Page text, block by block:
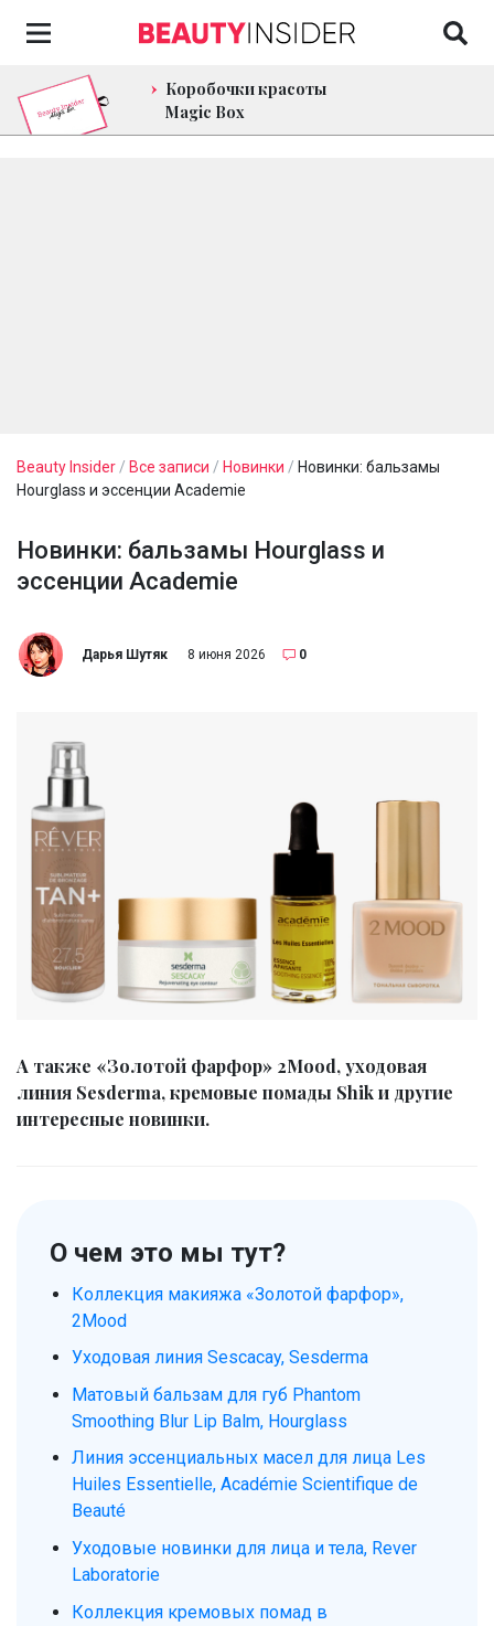
Коробочки красоты
Magic Box
Beauty Insider / Все записи / Новинки / Новинки: бальзамы
Hourglass и эссенции Academie
Новинки: бальзамы Hourglass и
эссенции Academie
Дарья Шутяк 8 июня 2026 0
А также «Золотой фарфор» 2Mood, уходовая
линия Sesderma, кремовые помады Shik и другие
интересные новинки.
О чем это мы тут?
Коллекция макияжа «Золотой фарфор»,
2Mood
Уходовая линия Sescacay, Sesderma
Матовый бальзам для губ Phantom
Smoothing Blur Lip Balm, Hourglass
Линия эссенциальных масел для лица Les
Huiles Essentielle, Académie Scientifique de
Beauté
Уходовые новинки для лица и тела, Rever
Laboratorie
Коллекция кремовых помад в